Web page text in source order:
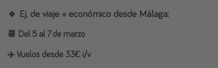
🔹 Ej. de viaje + económico desde Málaga:
📆 Del 5 al 7 de marzo
✈️Vuelos desde 33€ i/v